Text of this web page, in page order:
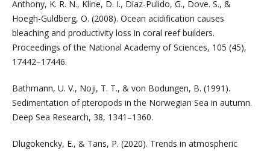
Anthony, K. R. N., Kline, D. I., Diaz-Pulido, G., Dove. S., &
Hoegh-Guldberg, O. (2008). Ocean acidification causes
bleaching and productivity loss in coral reef builders.
Proceedings of the National Academy of Sciences, 105 (45),
17442–17446.
Bathmann, U. V., Noji, T. T., & von Bodungen, B. (1991).
Sedimentation of pteropods in the Norwegian Sea in autumn.
Deep Sea Research, 38, 1341–1360.
Dlugokencky, E., & Tans, P. (2020). Trends in atmospheric